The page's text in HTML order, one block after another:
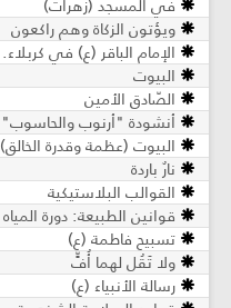
في المسجد (زهرات)
ويؤتون الزكاة وهم راكعون
الإمام الباقر (ع) في كربلاء.
البيوت
الصّادق الأمين
أنشودة "أرنوب والحاسوب"
البيوت (عظمة وقدرة الخالق)
نارٌ باردة
القوالب البلاستيكية
قوانين الطبيعة: دورة المياه
تسبيح فاطمة (ع)
ولا تَقُل لهما أُفٍّ
رسالة الأنبياء (ع)